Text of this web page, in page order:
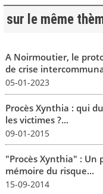
sur le même
A Noirmoutier, le
de crise
05-01-2023
Procès Xynthia : qui
les victimes ?...
09-01-2015
"Procès Xynthia" : Un
mémoire du risque...
15-09-2014